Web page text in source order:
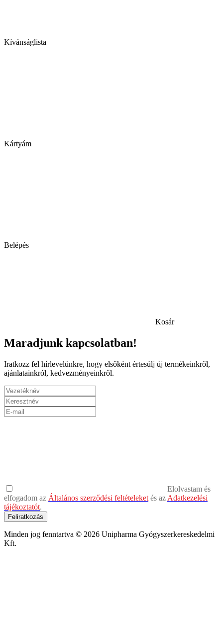
Kívánságlista
Kártyám
Belépés
Kosár
Maradjunk kapcsolatban!
Iratkozz fel hírlevelünkre, hogy elsőként értesülj új termékeinkről,
ajánlatainkról, kedvezményeinkről.
Elolvastam és
elfogadom az Általános szerződési feltételeket és az Adatkezelési
tájékoztatót.
Feliratkozás
Minden jog fenntartva © 2026 Unipharma Gyógyszerkereskedelmi
Kft.